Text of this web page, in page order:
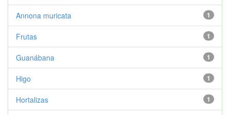
1
Annona muricata
1
Frutas
1
Guanábana
1
Higo
1
Hortalizas